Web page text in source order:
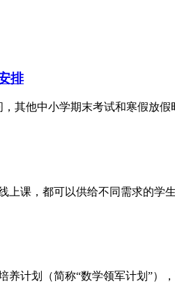
排
其他中小学期末考试和寒假放
课，都可以供给不同需求的学
计划（简称“数学领军计划”）